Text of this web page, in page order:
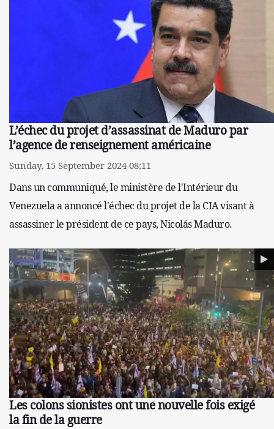
L’échec du projet d’assassinat de Maduro par
l’agence de renseignement américaine
Sunday, 15 September 2024 08:11
Dans un communiqué, le ministère de l'Intérieur du
Venezuela a annoncé l'échec du projet de la CIA visant à
assassiner le président de ce pays, Nicolás Maduro.
Les colons sionistes ont une nouvelle fois exigé
la fin de la guerre